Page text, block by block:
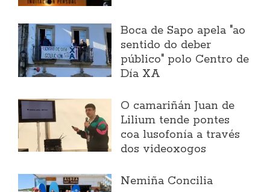
Boca de Sapo apela "ao
sentido do deber
público" polo Centro de
Día XA
O camariñán Juan de
Lilium tende pontes
coa lusofonía a través
dos videoxogos
Nemiña Concilia